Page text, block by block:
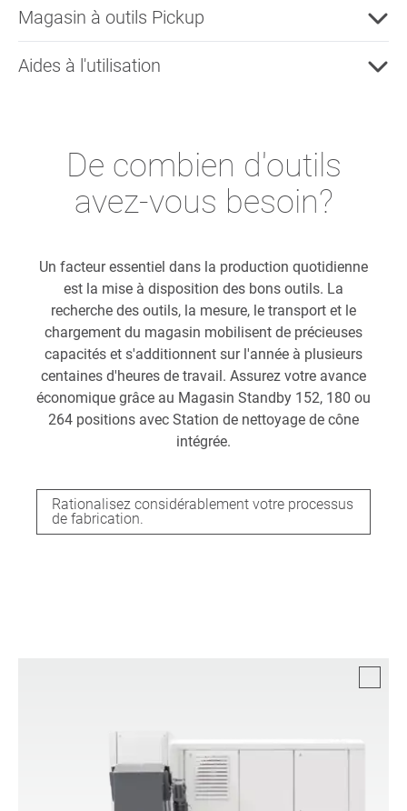
Magasin à outils Pickup
Aides à l'utilisation
De combien d'outils
avez-vous besoin?
Un facteur essentiel dans la production quotidienne
est la mise à disposition des bons outils. La
recherche des outils, la mesure, le transport et le
chargement du magasin mobilisent de précieuses
capacités et s'additionnent sur l'année à plusieurs
centaines d'heures de travail. Assurez votre avance
économique grâce au Magasin Standby 152, 180 ou
264 positions avec Station de nettoyage de cône
intégrée.
Rationalisez considérablement votre processus
de fabrication.